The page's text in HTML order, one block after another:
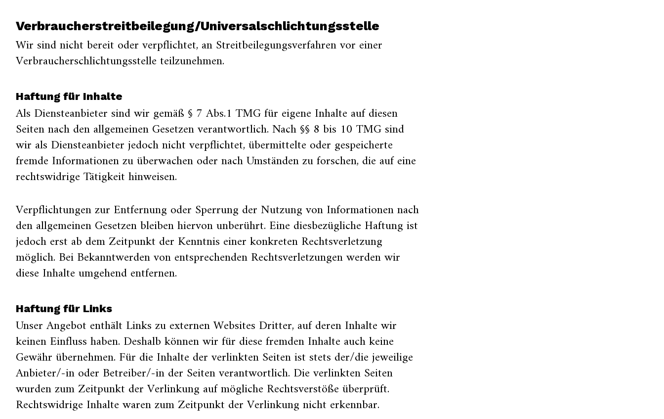
Verbraucher­streit­beilegung/Universal­schlichtungs­stelle
Wir sind nicht bereit oder verpflichtet, an Streitbeilegungsverfahren vor einer
Verbraucherschlichtungsstelle teilzunehmen.
Haftung für Inhalte
Als Diensteanbieter sind wir gemäß § 7 Abs.1 TMG für eigene Inhalte auf diesen
Seiten nach den allgemeinen Gesetzen verantwortlich. Nach §§ 8 bis 10 TMG sind
wir als Diensteanbieter jedoch nicht verpflichtet, übermittelte oder gespeicherte
fremde Informationen zu überwachen oder nach Umständen zu forschen, die auf eine
rechtswidrige Tätigkeit hinweisen.
Verpflichtungen zur Entfernung oder Sperrung der Nutzung von Informationen nach
den allgemeinen Gesetzen bleiben hiervon unberührt. Eine diesbezügliche Haftung ist
jedoch erst ab dem Zeitpunkt der Kenntnis einer konkreten Rechtsverletzung
möglich. Bei Bekanntwerden von entsprechenden Rechtsverletzungen werden wir
diese Inhalte umgehend entfernen.
Haftung für Links
Unser Angebot enthält Links zu externen Websites Dritter, auf deren Inhalte wir
keinen Einfluss haben. Deshalb können wir für diese fremden Inhalte auch keine
Gewähr übernehmen. Für die Inhalte der verlinkten Seiten ist stets der/die jeweilige
Anbieter/-in oder Betreiber/-in der Seiten verantwortlich. Die verlinkten Seiten
wurden zum Zeitpunkt der Verlinkung auf mögliche Rechtsverstöße überprüft.
Rechtswidrige Inhalte waren zum Zeitpunkt der Verlinkung nicht erkennbar.